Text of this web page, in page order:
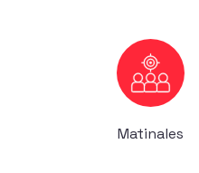
Matinales